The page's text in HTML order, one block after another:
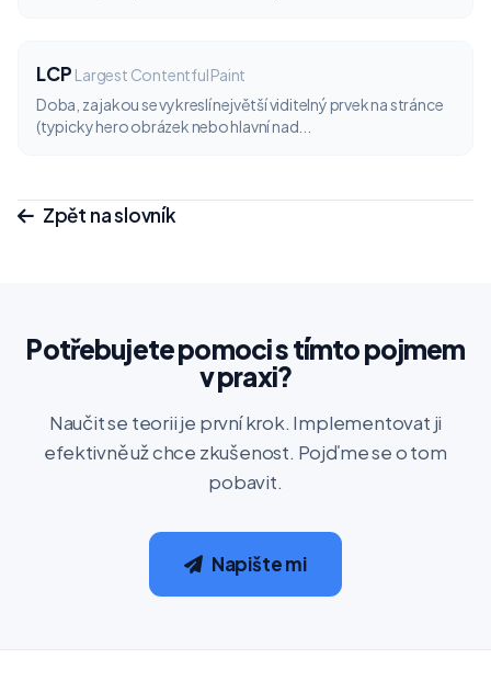
LCP Largest Contentful Paint
Doba, za jakou se vykreslí největší viditelný prvek na stránce
(typicky hero obrázek nebo hlavní nad...
Zpět na slovník
Potřebujete pomoci s tímto pojmem
v praxi?
Naučit se teorii je první krok. Implementovat ji
efektivně už chce zkušenost. Pojďme se o tom
pobavit.
Napište mi